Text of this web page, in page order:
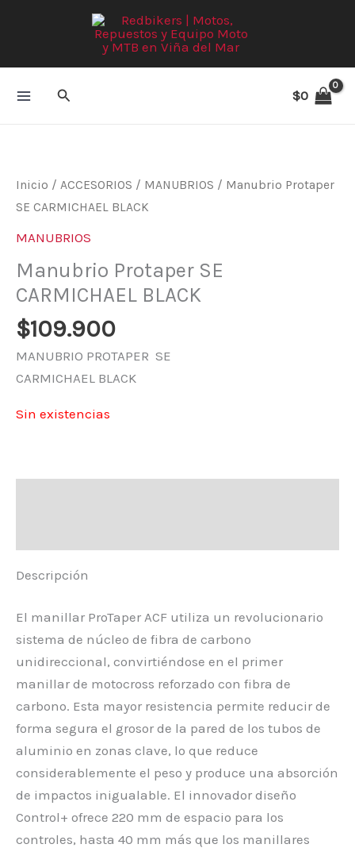
Buscar $0
Inicio / ACCESORIOS / MANUBRIOS / Manubrio Protaper
SE CARMICHAEL BLACK
MANUBRIOS
Manubrio Protaper SE
CARMICHAEL BLACK
$109.900
MANUBRIO PROTAPER SE
CARMICHAEL BLACK
Sin existencias
Descripción
El manillar ProTaper ACF utiliza un revolucionario
sistema de núcleo de fibra de carbono
unidireccional, convirtiéndose en el primer
manillar de motocross reforzado con fibra de
carbono. Esta mayor resistencia permite reducir de
forma segura el grosor de la pared de los tubos de
aluminio en zonas clave, lo que reduce
considerablemente el peso y produce una absorción
de impactos inigualable. El innovador diseño
Control+ ofrece 220 mm de espacio para los
controles, hasta 40 mm más que los manillares